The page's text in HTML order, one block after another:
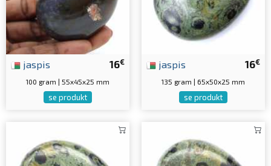
16€
jaspis
100 gram | 55x45x25 mm
se produkt
16€
jaspis
135 gram | 65x50x25 mm
se produkt